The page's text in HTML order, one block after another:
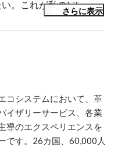
。これが私のLife
国で貧しい人への移動
にインパクトを与えら
端を追いかけるレベル
インドセット
さらに表示
コシステムにおいて、革
イザリーサービス、各業
導のエクスペリエンスを
です。26カ国、60,000人